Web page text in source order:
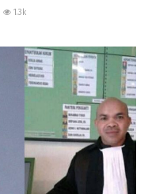
1.3k